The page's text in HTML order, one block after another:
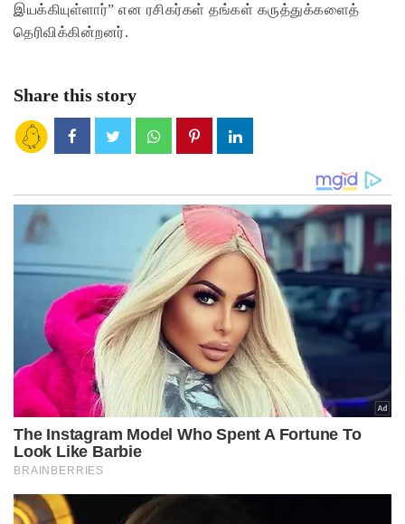
இயக்கியுள்ளார்” என ரசிகர்கள் தங்கள் கருத்துக்களைத்
தெரிவிக்கின்றனர்.
Share this story